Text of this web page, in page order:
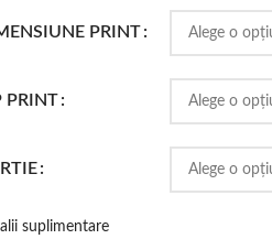
PRINT
PRINT
suplimentare